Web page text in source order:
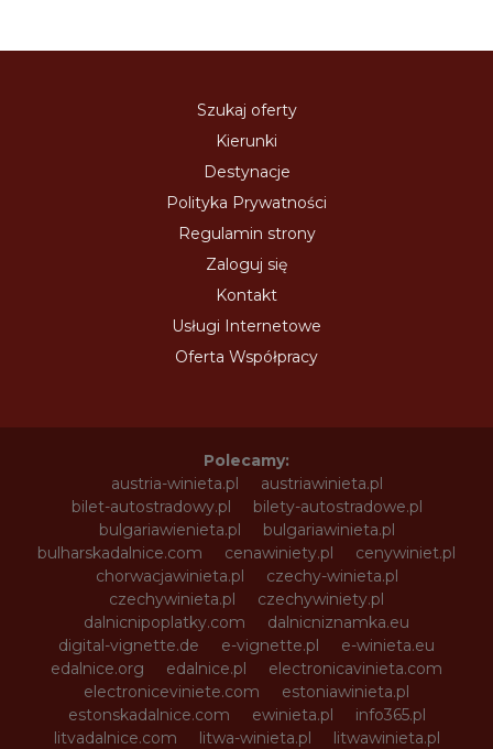
Szukaj oferty
Kierunki
Destynacje
Polityka Prywatności
Regulamin strony
Zaloguj się
Kontakt
Usługi Internetowe
Oferta Współpracy
Polecamy:
austria-winieta.pl
austriawinieta.pl
bilet-autostradowy.pl
bilety-autostradowe.pl
bulgariawienieta.pl
bulgariawinieta.pl
bulharskadalnice.com
cenawiniety.pl
cenywiniet.pl
chorwacjawinieta.pl
czechy-winieta.pl
czechywinieta.pl
czechywiniety.pl
dalnicnipoplatky.com
dalnicniznamka.eu
digital-vignette.de
e-vignette.pl
e-winieta.eu
edalnice.org
edalnice.pl
electronicavinieta.com
electroniceviniete.com
estoniawinieta.pl
estonskadalnice.com
ewinieta.pl
info365.pl
litvadalnice.com
litwa-winieta.pl
litwawinieta.pl